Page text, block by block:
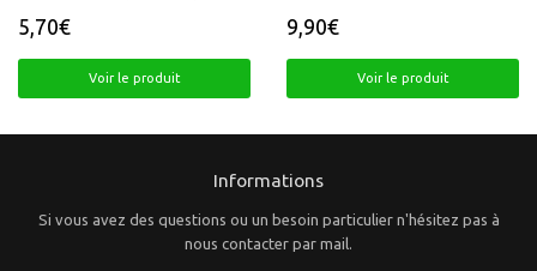
Prix
5,70€
Voir le produit
Prix
9,90€
Voir le produit
Informations
Si vous avez des questions ou un besoin particulier n'hésitez pas à
nous contacter par mail.